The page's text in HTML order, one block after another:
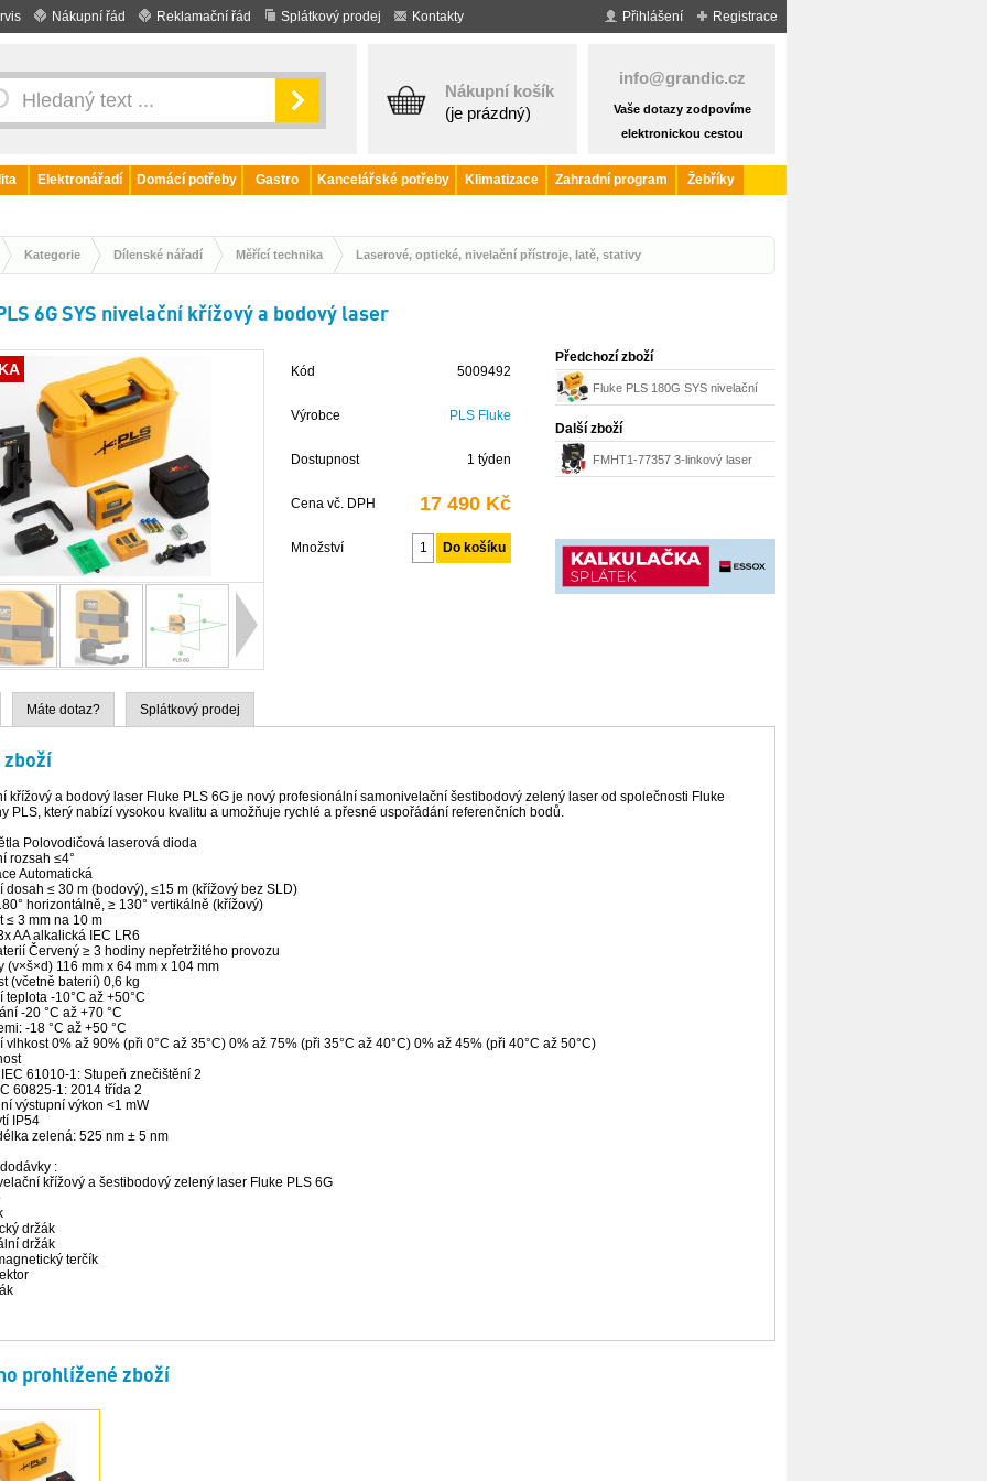
Nákupní řád Reklamační řád Splátkový prodej Kontakty Registrace
Přihlášení
Nákupní košík
(je prázdný)
info@grandic.cz
Vaše dotazy zodpovíme
elektronickou cestou
Elektronářadí Domácí potřeby Gastro Kancelářské potřeby Klimatizace Zahradní program
Žebříky
Kategorie Dílenské nářadí Měřící technika Laserové, optické, nivelační přístroje, latě, stativy
6G SYS nivelační křížový a bodový laser
Kód 5009492
Výrobce PLS Fluke
Dostupnost 1 týden
Cena vč. DPH 17 490 Kč
Množství
Předchozí zboží
Fluke PLS 180G SYS nivelační
křížový laser zelený
Další zboží
FMHT1-77357 3-linkový laser
Máte dotaz? Splátkový prodej
zboží
křížový a bodový laser Fluke PLS 6G je nový profesionální samonivelační šestibodový zelený laser od společnosti Fluke
PLS, který nabízí vysokou kvalitu a umožňuje rychlé a přesné uspořádání referenčních bodů.
Polovodičová laserová dioda
rozsah ≤4°
Automatická
dosah ≤ 30 m (bodový), ≤15 m (křížový bez SLD)
horizontálně, ≥ 130° vertikálně (křížový)
≤ 3 mm na 10 m
AA alkalická IEC LR6
Červený ≥ 3 hodiny nepřetržitého provozu
(v×š×d) 116 mm x 64 mm x 104 mm
(včetně baterií) 0,6 kg
teplota -10°C až +50°C
-20 °C až +70 °C
-18 °C až +50 °C
vlhkost 0% až 90% (při 0°C až 35°C) 0% až 75% (při 35°C až 40°C) 0% až 45% (při 40°C až 50°C)
61010-1: Stupeň znečištění 2
60825-1: 2014 třída 2
výstupní výkon <1 mW
IP54
zelená: 525 nm ± 5 nm
:
křížový a šestibodový zelený laser Fluke PLS 6G
držák
držák
terčík
prohlížené zboží